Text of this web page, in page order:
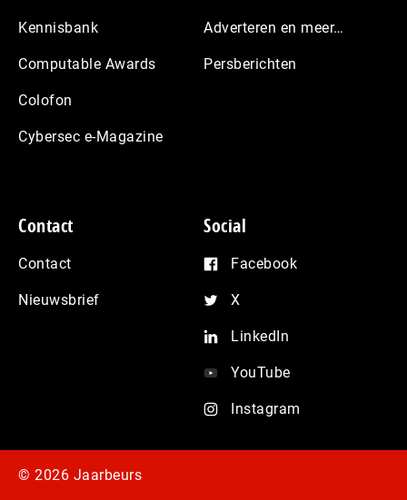
Kennisbank
Computable Awards
Colofon
Cybersec e-Magazine
Adverteren en meer…
Persberichten
Contact
Contact
Nieuwsbrief
Social
Facebook
X
LinkedIn
YouTube
Instagram
© 2026 Jaarbeurs